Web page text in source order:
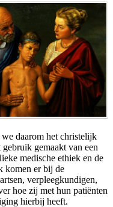
daarom het christelijk
gemaakt van een
medische ethiek en de
komen er bij de
verpleegkundigen,
hoe zij met hun patiënten
hierbij heeft.